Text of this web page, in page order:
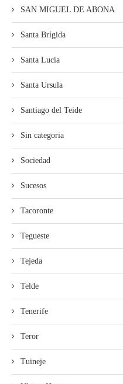
SAN MIGUEL DE ABONA
Santa Brígida
Santa Lucia
Santa Ursula
Santiago del Teide
Sin categoria
Sociedad
Sucesos
Tacoronte
Tegueste
Tejeda
Telde
Tenerife
Teror
Tuineje